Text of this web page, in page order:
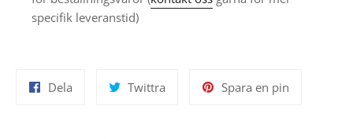
specifik leveranstid)
Dela Twittra Spara en pin